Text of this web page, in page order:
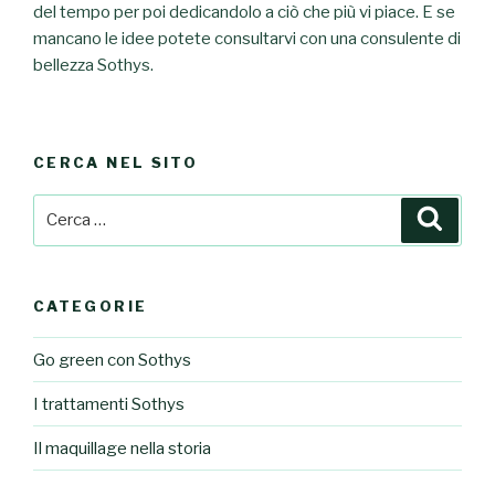
del tempo per poi dedicandolo a ciò che più vi piace. E se
mancano le idee potete consultarvi con una consulente di
bellezza Sothys.
CERCA NEL SITO
CATEGORIE
Go green con Sothys
I trattamenti Sothys
Il maquillage nella storia